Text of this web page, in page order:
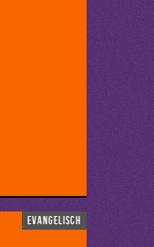
evangelisch